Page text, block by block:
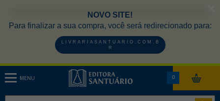
NOVO SITE!
Para finalizar a sua compra, você será redirecionado para:
L I V R A R I A S A N T U A R I O . C O M . B
R
MENU 0